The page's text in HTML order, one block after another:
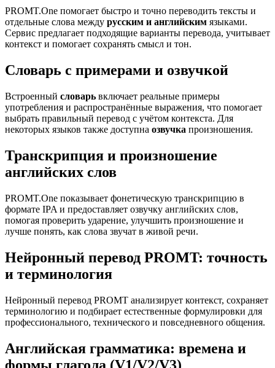
PROMT.One помогает быстро и точно переводить тексты и
отдельные слова между русским и английским языками.
Сервис предлагает подходящие варианты перевода, учитывает
контекст и помогает сохранять смысл и тон.
Словарь с примерами и озвучкой
Встроенный словарь включает реальные примеры
употребления и распространённые выражения, что помогает
выбрать правильный перевод с учётом контекста. Для
некоторых языков также доступна озвучка произношения.
Транскрипция и произношение
английских слов
PROMT.One показывает фонетическую транскрипцию в
формате IPA и предоставляет озвучку английских слов,
помогая проверить ударение, улучшить произношение и
лучше понять, как слова звучат в живой речи.
Нейронный перевод PROMT: точность
и терминология
Нейронный перевод PROMT анализирует контекст, сохраняет
терминологию и подбирает естественные формулировки для
профессионального, технического и повседневного общения.
Английская грамматика: времена и
формы глагола (V1/V2/V3)